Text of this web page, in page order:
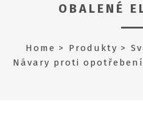
OBALENÉ
Home Produkty
Návary proti opotřebení